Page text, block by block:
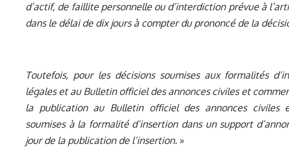
d’actif, de faillite personnelle ou d’interdiction prévue à
dans le délai de dix jours à compter du prononcé de la
Toutefois, pour les décisions soumises aux formalités
légales et au Bulletin officiel des annonces civiles et
la publication au Bulletin officiel des annonces civiles
soumises à la formalité d’insertion dans un support
jour de la publication de l’insertion. »